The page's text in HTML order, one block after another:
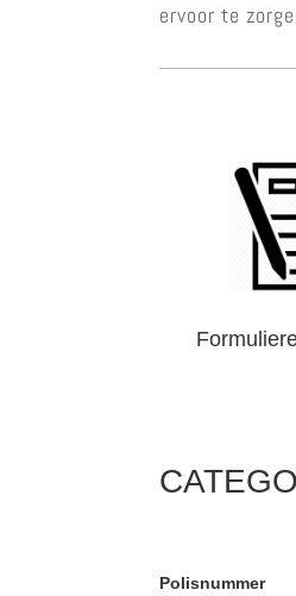
ervoor te
Polisnummer